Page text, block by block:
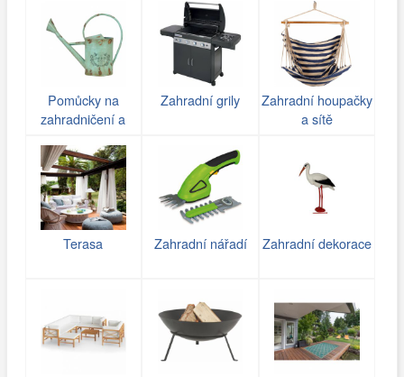
Pomůcky na
zahradničení a
Zahradní grily
Zahradní houpačky
a sítě
Terasa Zahradní nářadí Zahradní dekorace